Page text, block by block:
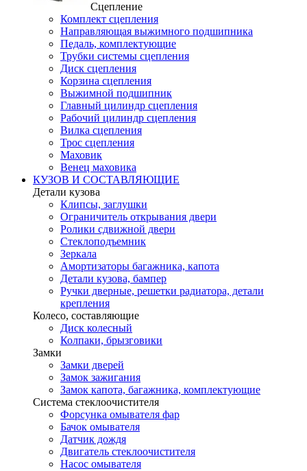
Сцепление
Комплект сцепления
Направляющая выжимного подшипника
Педаль, комплектующие
Трубки системы сцепления
Диск сцепления
Корзина сцепления
Выжимной подшипник
Главный цилиндр сцепления
Рабочий цилиндр сцепления
Вилка сцепления
Трос сцепления
Маховик
Венец маховика
КУЗОВ И СОСТАВЛЯЮЩИЕ
Детали кузова
Клипсы, заглушки
Ограничитель открывания двери
Ролики сдвижной двери
Стеклоподъемник
Зеркала
Амортизаторы багажника, капота
Детали кузова, бампер
Ручки дверные, решетки радиатора, детали
крепления
Колесо, составляющие
Диск колесный
Колпаки, брызговики
Замки
Замки дверей
Замок зажигания
Замок капота, багажника, комплектующие
Система стеклоочистителя
Форсунка омывателя фар
Бачок омывателя
Датчик дождя
Двигатель стеклоочистителя
Насос омывателя